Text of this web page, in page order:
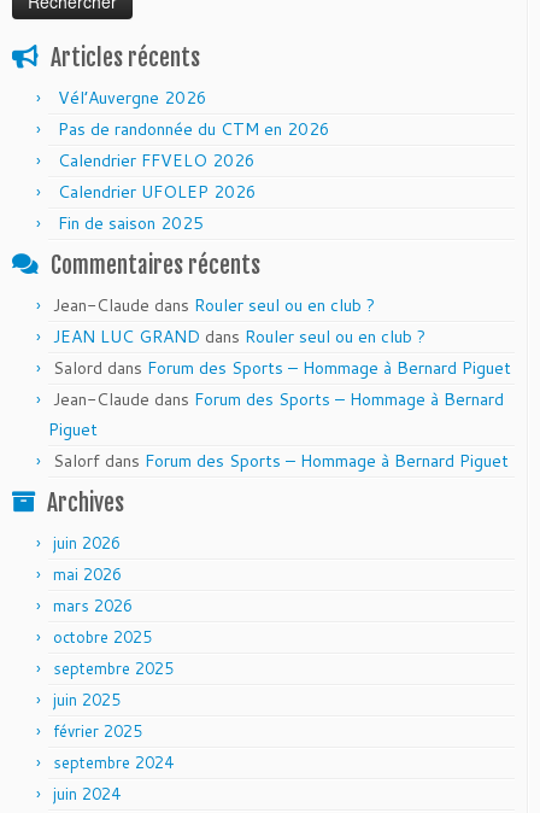
Articles récents
Vél’Auvergne 2026
Pas de randonnée du CTM en 2026
Calendrier FFVELO 2026
Calendrier UFOLEP 2026
Fin de saison 2025
Commentaires récents
Jean-Claude dans Rouler seul ou en club ?
JEAN LUC GRAND dans Rouler seul ou en club ?
Salord dans Forum des Sports – Hommage à Bernard Piguet
Jean-Claude dans Forum des Sports – Hommage à Bernard
Piguet
Salorf dans Forum des Sports – Hommage à Bernard Piguet
Archives
juin 2026
mai 2026
mars 2026
octobre 2025
septembre 2025
juin 2025
février 2025
septembre 2024
juin 2024